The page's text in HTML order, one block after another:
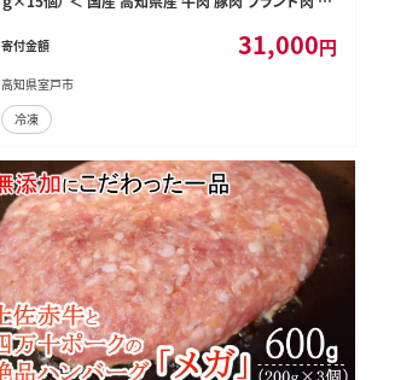
寄付金額 31,000円
高知県室戸市
冷凍